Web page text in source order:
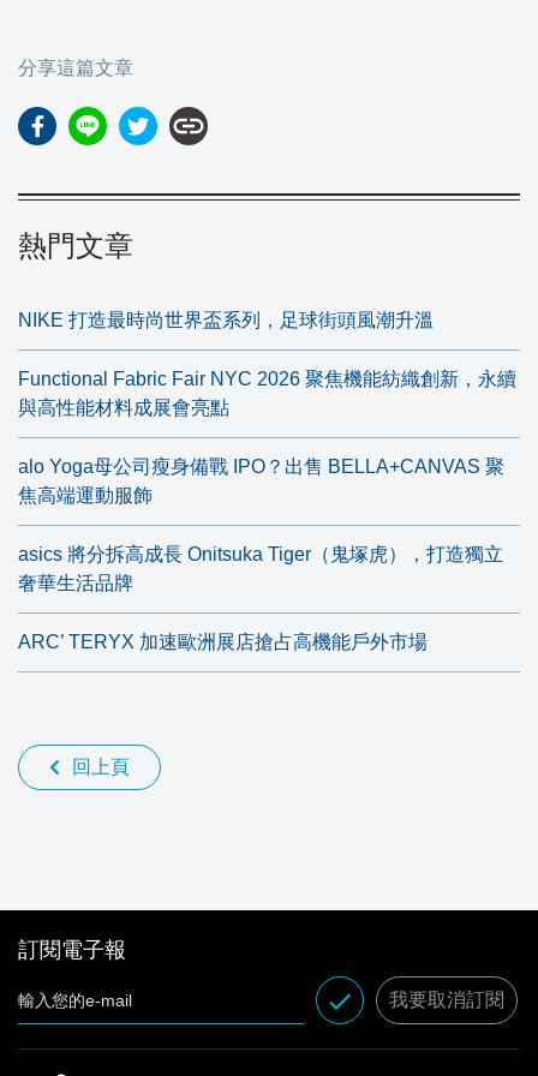
分享這篇文章
link
熱門文章
NIKE 打造最時尚世界盃系列，足球街頭風潮升溫
Functional Fabric Fair NYC 2026 聚焦機能紡織創新，永續
與高性能材料成展會亮點
alo Yoga母公司瘦身備戰 IPO？出售 BELLA+CANVAS 聚
焦高端運動服飾
asics 將分拆高成長 Onitsuka Tiger（鬼塚虎），打造獨立
奢華生活品牌
ARC’ TERYX 加速歐洲展店搶占高機能戶外市場
回上頁
訂閱電子報
done 我要取消訂閱